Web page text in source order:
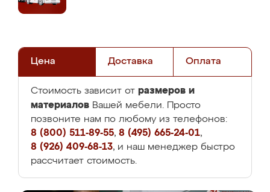
Цена Доставка Оплата
Стоимость зависит от размеров и
материалов Вашей мебели. Просто
позвоните нам по любому из телефонов:
8 (800) 511-89-55, 8 (495) 665-24-01,
8 (926) 409-68-13, и наш менеджер быстро
рассчитает стоимость.